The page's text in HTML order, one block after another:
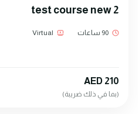
test course new 2
90 ساعات Virtual
AED 210
(بما في ذلك ضريبة)